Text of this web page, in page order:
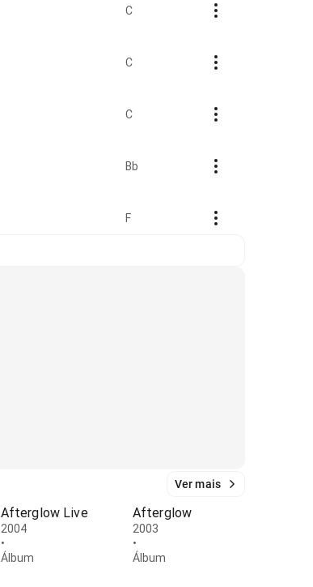
C
C
C
Bb
F
Ver mais
Afterglow Live
2004
•
Álbum
Afterglow
2003
•
Álbum